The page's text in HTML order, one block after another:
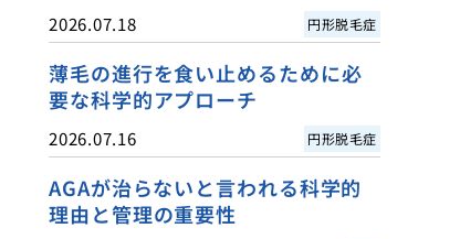
2026.07.18 円形脱毛症
薄毛の進行を食い止めるために必
要な科学的アプローチ
2026.07.16 円形脱毛症
AGAが治らないと言われる科学的
理由と管理の重要性